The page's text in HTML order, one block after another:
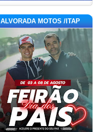
ALVORADA MOTOS /ITAP